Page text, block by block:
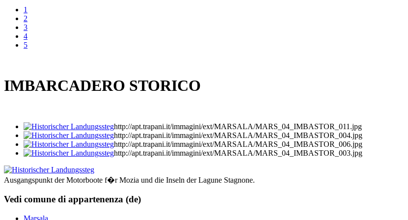
1
2
3
4
5
IMBARCADERO STORICO
http://apt.trapani.it/immagini/ext/MARSALA/MARS_04_IMBASTOR_011.jpg
http://apt.trapani.it/immagini/ext/MARSALA/MARS_04_IMBASTOR_004.jpg
http://apt.trapani.it/immagini/ext/MARSALA/MARS_04_IMBASTOR_006.jpg
http://apt.trapani.it/immagini/ext/MARSALA/MARS_04_IMBASTOR_003.jpg
Ausgangspunkt der Motorboote f�r Mozia und die Inseln der Lagune Stagnone.
Vedi comune di appartenenza (de)